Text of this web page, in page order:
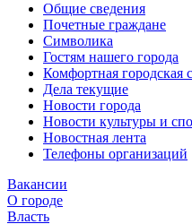
Общие сведения
Почетные граждане
Символика
Гостям нашего города
Комфортная городская
Дела текущие
Новости города
Новости культуры и
Новостная лента
Телефоны организаций
Вакансии
О городе
Власть